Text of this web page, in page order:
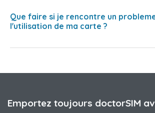
Que faire si je rencontre un
l'utilisation de ma carte ?
Emportez toujours doctorSIM